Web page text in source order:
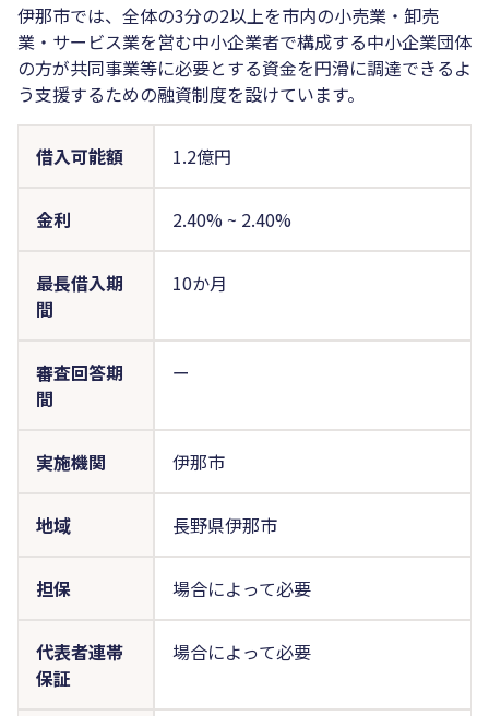
伊那市では、全体の3分の2以上を市内の小売業・卸売
業・サービス業を営む中小企業者で構成する中小企業団体
の方が共同事業等に必要とする資金を円滑に調達できるよ
う支援するための融資制度を設けています。
借入可能額 1.2億円
金利 2.40% ~ 2.40%
最長借入期
間
10か月
審査回答期
間
ー
実施機関 伊那市
地域 長野県伊那市
担保 場合によって必要
代表者連帯
保証
場合によって必要